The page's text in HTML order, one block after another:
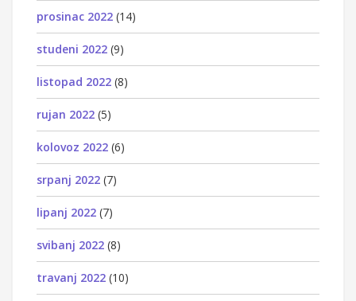
prosinac 2022 (14)
studeni 2022 (9)
listopad 2022 (8)
rujan 2022 (5)
kolovoz 2022 (6)
srpanj 2022 (7)
lipanj 2022 (7)
svibanj 2022 (8)
travanj 2022 (10)